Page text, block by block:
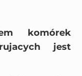
komórek
jest